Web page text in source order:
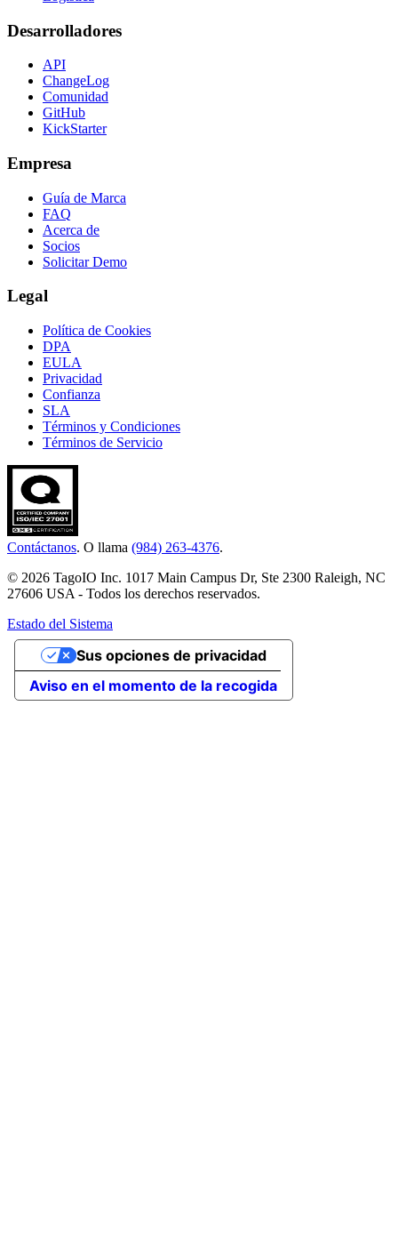
Desarrolladores
API
ChangeLog
Comunidad
GitHub
KickStarter
Empresa
Guía de Marca
FAQ
Acerca de
Socios
Solicitar Demo
Legal
Política de Cookies
DPA
EULA
Privacidad
Confianza
SLA
Términos y Condiciones
Términos de Servicio
Contáctanos. O llama (984) 263-4376.
© 2026 TagoIO Inc. 1017 Main Campus Dr, Ste 2300 Raleigh, NC
27606 USA - Todos los derechos reservados.
Estado del Sistema
Aviso en el momento de la recogida
Sus opciones de privacidad